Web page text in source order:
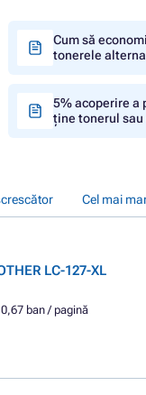
Cum să
tonerele
5% acoperire a
ține tonerul sau
Cel mai
LC-127-XL
0,67 ban / pagină